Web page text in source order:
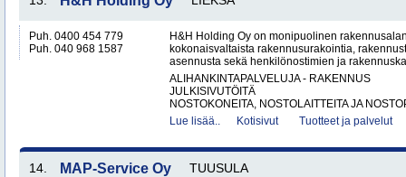
Puh. 0400 454 779
Puh. 040 968 1587
H&H Holding Oy on monipuolinen
kokonaisvaltaista rakennusurakointia,
asennusta sekä henkilönostimien ja
ALIHANKINTAPALVELUJA - RAKENNUS
JULKISIVUTÖITÄ
NOSTOKONEITA, NOSTOLAITTEITA JA
Lue lisää..
Kotisivut Tuotteet ja palvelut
14. MAP-Service Oy TUUSULA